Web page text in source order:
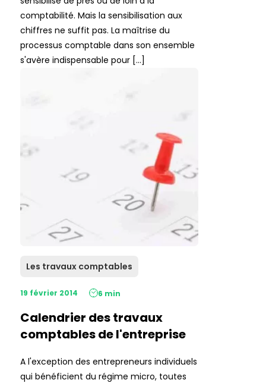
comptabilité. Mais la sensibilisation aux
chiffres ne suffit pas. La maîtrise du
processus comptable dans son ensemble
s'avère indispensable pour […]
Les travaux comptables
19 février 2014 6 min
Calendrier des travaux
comptables de l'entreprise
A l'exception des entrepreneurs individuels
qui bénéficient du régime micro, toutes